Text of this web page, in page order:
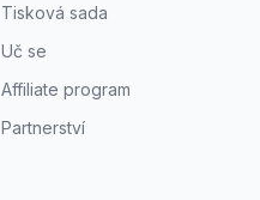
Tisková sada
Uč se
Affiliate program
Partnerství